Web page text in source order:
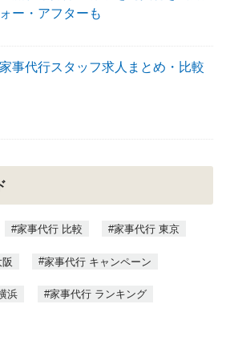
ー・アフターも
事代行スタッフ求人まとめ・比較
家事代行 比較 家事代行 東京
家事代行 キャンペーン
浜 家事代行 ランキング